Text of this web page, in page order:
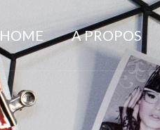
HOME A PROPOS